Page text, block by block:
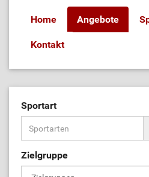
Home Angebote
Kontakt
Sportart
Zielgruppe